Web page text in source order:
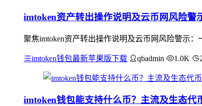
imtoken资产转出操作说明及云币网风险警
聚焦imtoken资产转出操作说明及云币网风险警示
imtoken钱包最新苹果版下载 qbadmin 1.0K
imtoken钱包能支持什么币？主流及生态代